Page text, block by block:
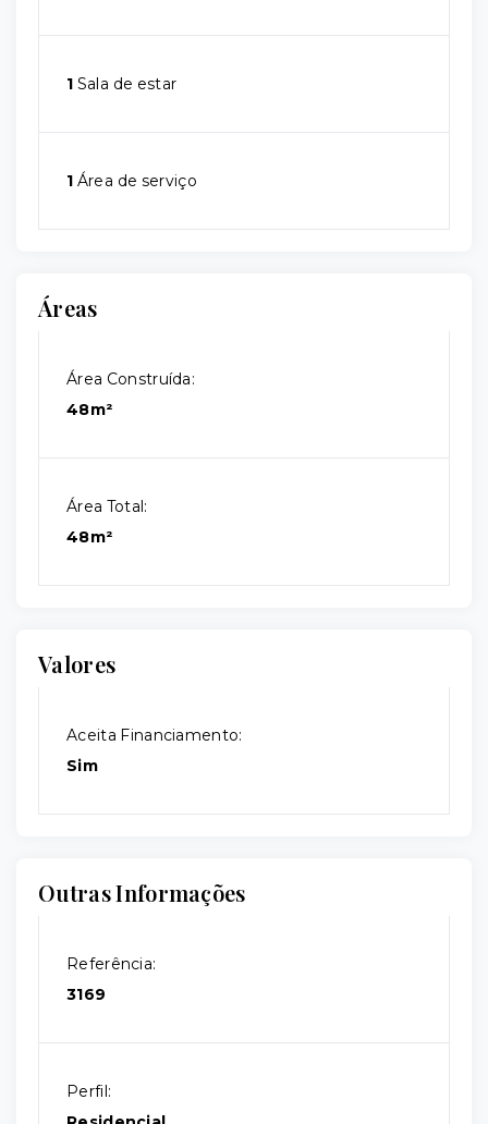
1 Sala de estar
1 Área de serviço
Áreas
Área Construída:
48m²
Área Total:
48m²
Valores
Aceita Financiamento:
Sim
Outras Informações
Referência:
3169
Perfil: